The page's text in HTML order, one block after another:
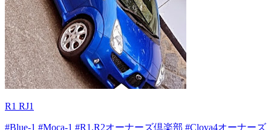
R1 RJ1
#Blue-1 #Moca-1 #R1.R2オーナーズ倶楽部 #Clova4オーナーズ